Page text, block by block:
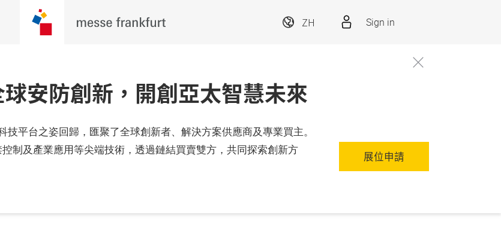
ZH Sign in
安防創新，開創亞太智慧未來
平台之姿回歸，匯聚了全球創新者、解決方案供應商及專業買主。
制及產業應用等尖端技術，透過鏈結買賣雙方，共同探索創新方
展位申請